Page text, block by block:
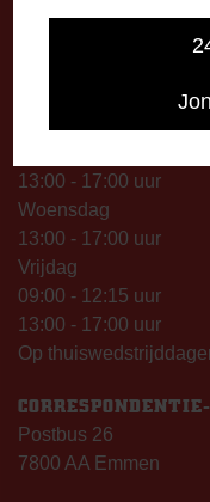
Telefonisch
13:00 - 17:00 uur
Woensdag
13:00 - 17:00 uur
Vrijdag
09:00 - 12:15 uur
13:00 - 17:00 uur
Op
Postbus 26
7800 AA Emmen